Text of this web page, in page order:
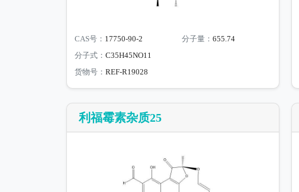
CAS号： 17750-90-2 分子量： 655.74
分子式： C35H45NO11
货物号： REF-R19028
利福霉素杂质25